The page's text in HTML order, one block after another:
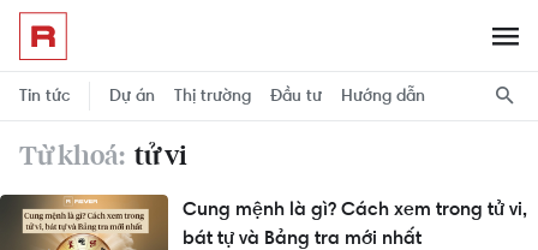
Tin tức Dự án Thị trường Đầu tư Hướng dẫn
Từ khoá: tử vi
Cung mệnh là gì? Cách xem trong tử vi,
bát tự và Bảng tra mới nhất